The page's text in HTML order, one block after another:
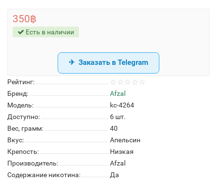
Рейтинг:
Бренд:
Afzal
Модель:
kc-4264
Доступно:
6 шт.
Вес, грамм:
40
Вкус:
Апельсин
Крепость:
Низкая
Производитель:
Afzal
Содержание никотина:
Да
350฿
Есть в наличии
Заказать в Telegram